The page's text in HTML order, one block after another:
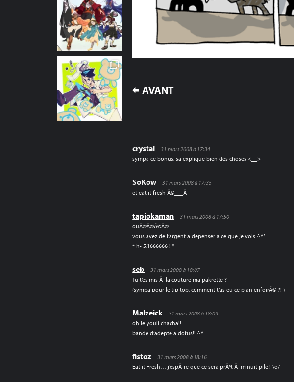
NAVIGATION
AVANT
crystal
31 mars 2008 à 17:34
sympa ce bonus, sa explique bien des choses <__>
SoKow
31 mars 2008 à 17:35
et eat it fresh Ã©___Ã¨
tapiokaman
31 mars 2008 à 17:50
ouÃ©Ã©Ã©Ã©
vous avez de l’argent a depenser a ce que je vois ^^’
* h- 5,1666666 ! *
seb
31 mars 2008 à 18:07
Tu t’es mis Ã la couture ma pakrette ?
(sympa pour le tip top, comment t’as eu ce plan enfoirÃ© ?! )
Malzeick
31 mars 2008 à 18:09
oh le youli chacha!!
bande d’adepte a dofus!! ^^
fistoz
31 mars 2008 à 18:16
Eat it Fresh… j’espÃ¨re que ce sera prÃªt Ã minuit pile ! \o/